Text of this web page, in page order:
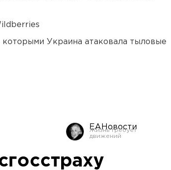
Украина атаковала тыловые
ЕАНовости